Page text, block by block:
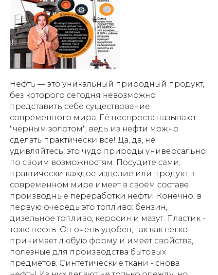
Нефть — это уникальный природный продукт,
без которого сегодня невозможно
представить себе существование
современного мира. Её неспроста называют
"чёрным золотом", ведь из нефти можно
сделать практически всё! Да, да, не
удивляйтесь, это чудо природы универсально
по своим возможностям. Посудите сами,
практически каждое изделие или продукт в
современном мире имеет в своём составе
производные переработки нефти. Конечно, в
первую очередь это топливо: бензин,
дизельное топливо, керосин и мазут. Пластик -
тоже нефть. Он очень удобен, так как легко
принимает любую форму и имеет свойства,
полезные для производства бытовых
предметов. Синтетические ткани - снова